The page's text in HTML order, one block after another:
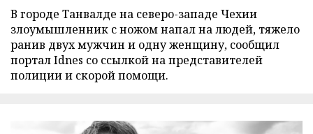
В городе Танвалде на северо-западе Чехии
злоумышленник с ножом напал на людей, тяжело
ранив двух мужчин и одну женщину, сообщил
портал Idnes со ссылкой на представителей
полиции и скорой помощи.